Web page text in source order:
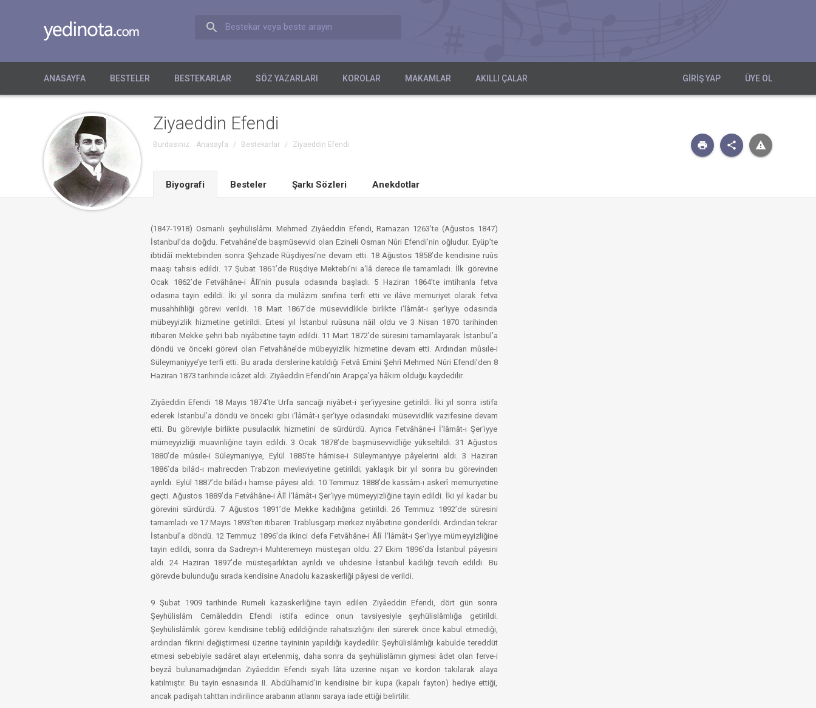
Bestekar veya beste arayın
ANASAYFA BESTELER BESTEKARLAR SÖZ YAZARLARI KOROLAR MAKAMLAR AKILLI ÇALAR GIRIŞ YAP ÜYE OL
Ziyaeddin Efendi
Burdasınız: Anasayfa / Bestekarlar / Ziyaeddin Efendi
Biyografi Besteler Şarkı Sözleri Anekdotlar
(1847-1918) Osmanlı şeyhülislâmı. Mehmed Ziyâeddin Efendi, Ramazan 1263’te (Ağustos 1847)
İstanbul’da doğdu. Fetvahâne’de başmüsevvid olan Ezineli Osman Nûri Efendi’nin oğludur. Eyüp’te
ibtidâî mektebinden sonra Şehzade Rüşdiyesi’ne devam etti. 18 Ağustos 1858’de kendisine ruûs
maaşı tahsis edildi. 17 Şubat 1861’de Rüşdiye Mektebi’ni a‘lâ derece ile tamamladı. İlk görevine
Ocak 1862’de Fetvâhâne-i Âlî’nin pusula odasında başladı. 5 Haziran 1864’te imtihanla fetva
odasına tayin edildi. İki yıl sonra da mülâzım sınıfına terfi etti ve ilâve memuriyet olarak fetva
musahhihliği görevi verildi. 18 Mart 1867’de müsevvidlikle birlikte i‘lâmât-ı şer‘iyye odasında
mübeyyizlik hizmetine getirildi. Ertesi yıl İstanbul ruûsuna nâil oldu ve 3 Nisan 1870 tarihinden
itibaren Mekke şehri bab niyâbetine tayin edildi. 11 Mart 1872’de süresini tamamlayarak İstanbul’a
döndü ve önceki görevi olan Fetvahâne’de mübeyyizlik hizmetine devam etti. Ardından mûsıle-i
Süleymaniyye’ye terfi etti. Bu arada derslerine katıldığı Fetvâ Emini Şehrî Mehmed Nûri Efendi’den 8
Haziran 1873 tarihinde icâzet aldı. Ziyâeddin Efendi’nin Arapça’ya hâkim olduğu kaydedilir.
Ziyâeddin Efendi 18 Mayıs 1874’te Urfa sancağı niyâbet-i şer‘iyyesine getirildi. İki yıl sonra istifa
ederek İstanbul’a döndü ve önceki gibi i‘lâmât-ı şer‘iyye odasındaki müsevvidlik vazifesine devam
etti. Bu göreviyle birlikte pusulacılık hizmetini de sürdürdü. Ayrıca Fetvâhâne-i İ‘lâmât-ı Şer‘iyye
mümeyyizliği muavinliğine tayin edildi. 3 Ocak 1878’de başmüsevvidliğe yükseltildi. 31 Ağustos
1880’de mûsıle-i Süleymaniyye, Eylül 1885’te hâmise-i Süleymaniyye pâyelerini aldı. 3 Haziran
1886’da bilâd-ı mahrecden Trabzon mevleviyetine getirildi; yaklaşık bir yıl sonra bu görevinden
ayrıldı. Eylül 1887’de bilâd-ı hamse pâyesi aldı. 10 Temmuz 1888’de kassâm-ı askerî memuriyetine
geçti. Ağustos 1889’da Fetvâhâne-i Âlî İ‘lâmât-ı Şer‘iyye mümeyyizliğine tayin edildi. İki yıl kadar bu
görevini sürdürdü. 7 Ağustos 1891’de Mekke kadılığına getirildi. 26 Temmuz 1892’de süresini
tamamladı ve 17 Mayıs 1893’ten itibaren Trablusgarp merkez niyâbetine gönderildi. Ardından tekrar
İstanbul’a döndü. 12 Temmuz 1896’da ikinci defa Fetvâhâne-i Âlî İ‘lâmât-ı Şer‘iyye mümeyyizliğine
tayin edildi, sonra da Sadreyn-i Muhteremeyn müsteşarı oldu. 27 Ekim 1896’da İstanbul pâyesini
aldı. 24 Haziran 1897’de müsteşarlıktan ayrıldı ve uhdesine İstanbul kadılığı tevcih edildi. Bu
görevde bulunduğu sırada kendisine Anadolu kazaskerliği pâyesi de verildi.
9 Şubat 1909 tarihinde Rumeli kazaskerliğine tayin edilen Ziyâeddin Efendi, dört gün sonra
Şeyhülislâm Cemâleddin Efendi istifa edince onun tavsiyesiyle şeyhülislâmlığa getirildi.
Şeyhülislâmlık görevi kendisine tebliğ edildiğinde rahatsızlığını ileri sürerek önce kabul etmediği,
ardından fikrini değiştirmesi üzerine tayininin yapıldığı kaydedilir. Şeyhülislâmlığı kabulde tereddüt
etmesi sebebiyle sadâret alayı ertelenmiş, daha sonra da şeyhülislâmın giymesi âdet olan ferve-i
beyzâ bulunamadığından Ziyâeddin Efendi siyah lâta üzerine nişan ve kordon takılarak alaya
katılmıştır. Bu tayin esnasında II. Abdülhamid’in kendisine bir kupa (kapalı fayton) hediye ettiği,
ancak padişah tahttan indirilince arabanın atlarını saraya iade ettiği belirtilir.